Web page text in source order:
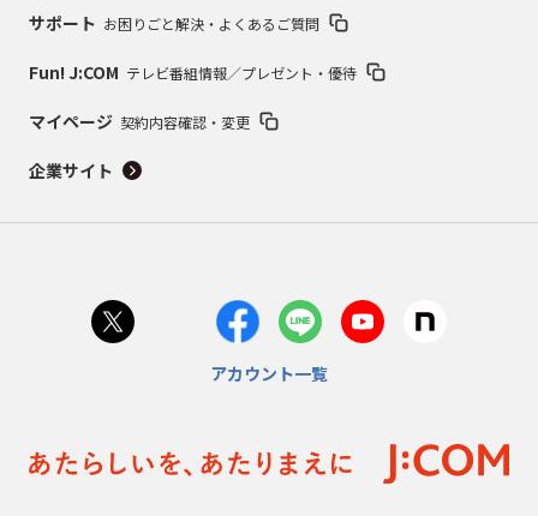
サポート お困りごと解決・よくあるご質問
Fun! J:COM テレビ番組情報／プレゼント・優待
マイページ 契約内容確認・変更
企業サイト
アカウント一覧